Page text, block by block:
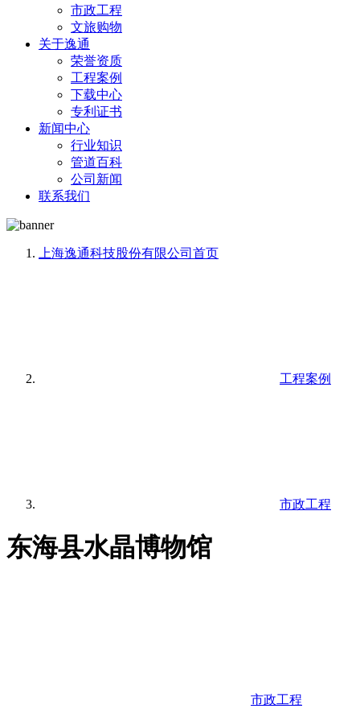
市政工程
文旅购物
关于逸通
荣誉资质
工程案例
下载中心
专利证书
新闻中心
行业知识
管道百科
公司新闻
联系我们
上海逸通科技股份有限公司 首页
工程案例
市政工程
东海县水晶博物馆
市政工程